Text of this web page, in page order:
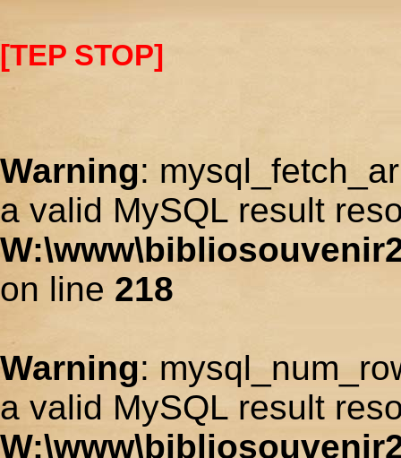
[TEP STOP]
Warning:
a valid MySQL result
on line 218
Warning:
a valid MySQL result